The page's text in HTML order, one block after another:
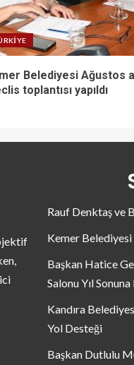
Belediyesi Ağustos
toplantısı yapıldı
Rauf Denktaş ve
Kemer Belediyesi
Başkan Hatice
Salonu Yıl
Kandıra
Yol Desteği
Başkan Dutlulu